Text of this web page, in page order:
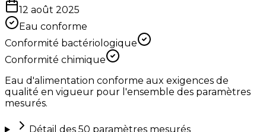
12 août 2025
Eau conforme
Conformité bactériologique
Conformité chimique
Eau d'alimentation conforme aux exigences de
qualité en vigueur pour l'ensemble des paramètres
mesurés.
Détail des 50 paramètres mesurés